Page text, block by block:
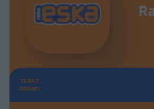
TERAZ
GRAMY